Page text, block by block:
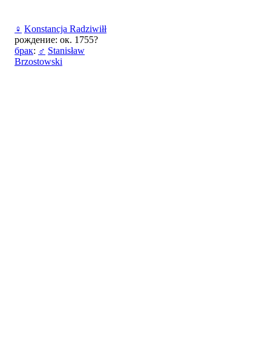
♀ Konstancja Radziwiłł
рождение: ок. 1755?
брак: ♂ Stanisław
Brzostowski